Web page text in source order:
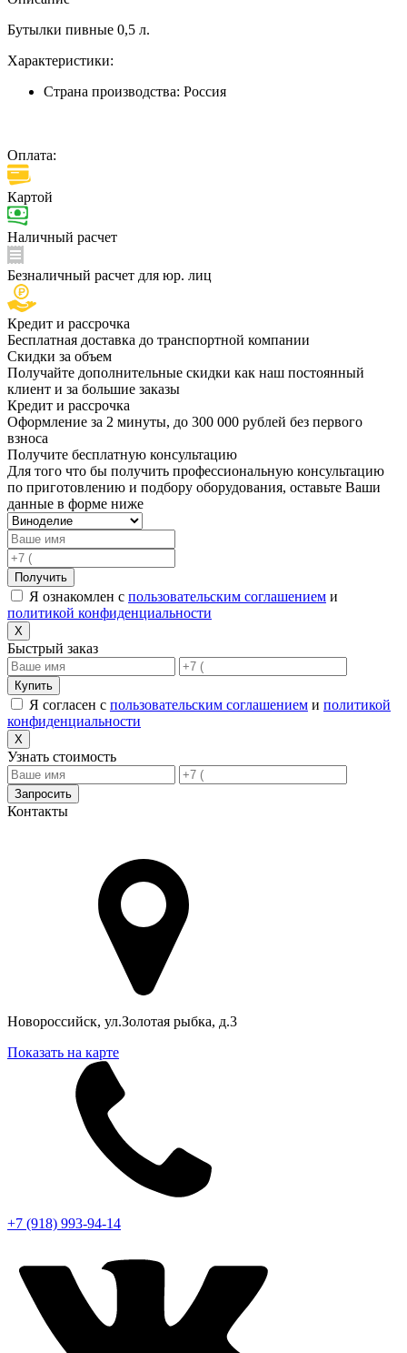
Бутылки пивные 0,5 л.
Характеристики:
Страна производства: Россия
Оплата:
Картой
Наличный расчет
Безналичный расчет для юр. лиц
Кредит и рассрочка
Бесплатная доставка до транспортной компании
Скидки за объем
Получайте дополнительные скидки как наш постоянный
клиент и за большие заказы
Кредит и рассрочка
Оформление за 2 минуты, до 300 000 рублей без первого
взноса
Получите бесплатную консультацию
Для того что бы получить профессиональную консультацию
по приготовлению и подбору оборудования, оставьте Ваши
данные в форме ниже
Получить
Я ознакомлен с пользовательским соглашением и
политикой конфиденциальности
X
Быстрый заказ
Купить
Я согласен с пользовательским соглашением и политикой
конфиденциальности
X
Узнать стоимость
Запросить
Контакты
Новороссийск, ул.Золотая рыбка, д.3
Показать на карте
+7 (918) 993-94-14